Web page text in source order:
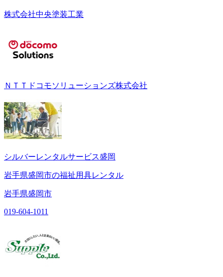
株式会社中央塗装工業
ＮＴＴドコモソリューションズ株式会社
シルバーレンタルサービス盛岡
岩手県盛岡市の福祉用具レンタル
岩手県盛岡市
019-604-1011